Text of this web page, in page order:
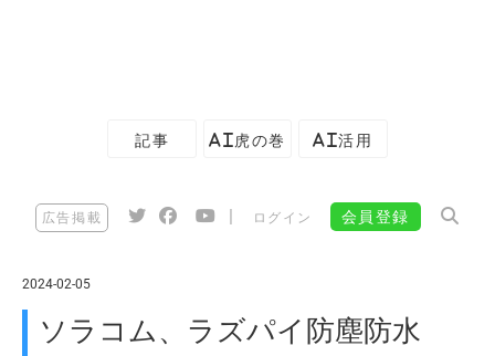
記事 AI虎の巻 AI活用
広告掲載 ログイン 会員登録
2024-02-05
ソラコム、ラズパイ防塵防水